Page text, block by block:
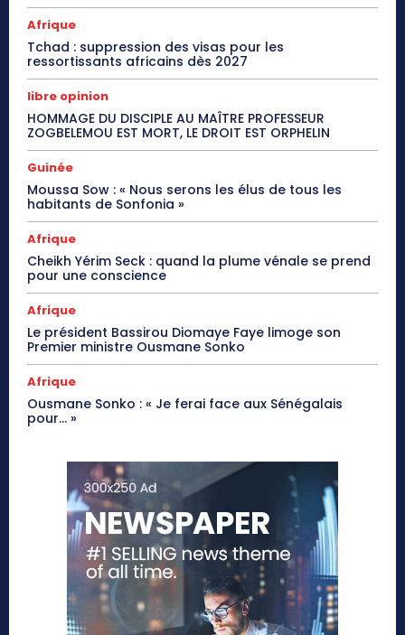
Afrique
Tchad : suppression des visas pour les
ressortissants africains dès 2027
libre opinion
HOMMAGE DU DISCIPLE AU MAÎTRE PROFESSEUR
ZOGBELEMOU EST MORT, LE DROIT EST ORPHELIN
Guinée
Moussa Sow : « Nous serons les élus de tous les
habitants de Sonfonia »
Afrique
Cheikh Yérim Seck : quand la plume vénale se prend
pour une conscience
Afrique
Le président Bassirou Diomaye Faye limoge son
Premier ministre Ousmane Sonko
Afrique
Ousmane Sonko : « Je ferai face aux Sénégalais
pour… »